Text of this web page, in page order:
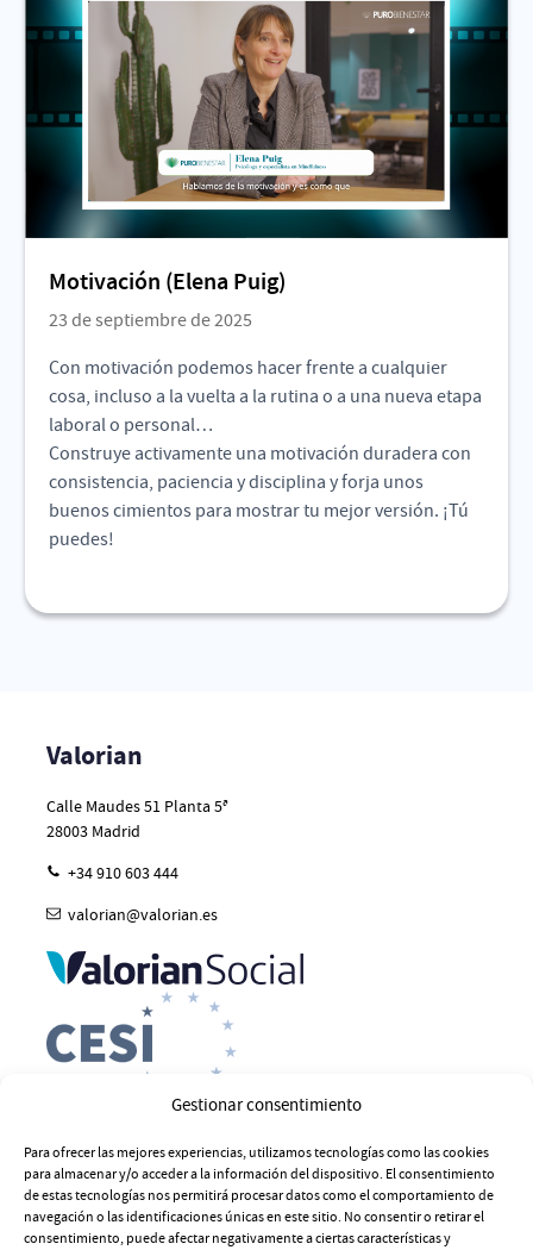
Gestionar consentimiento
Para ofrecer las mejores experiencias, utilizamos tecnologías como las cookies
para almacenar y/o acceder a la información del dispositivo. El consentimiento
de estas tecnologías nos permitirá procesar datos como el comportamiento de
navegación o las identificaciones únicas en este sitio. No consentir o retirar el
consentimiento, puede afectar negativamente a ciertas características y
Motivación (Elena Puig)
23 de septiembre de 2025
Con motivación podemos hacer frente a cualquier
cosa, incluso a la vuelta a la rutina o a una nueva etapa
laboral o personal…
Construye activamente una motivación duradera con
consistencia, paciencia y disciplina y forja unos
buenos cimientos para mostrar tu mejor versión. ¡Tú
puedes!
Valorian
Calle Maudes 51 Planta 5ª
28003 Madrid
+34 910 603 444
valorian@valorian.es